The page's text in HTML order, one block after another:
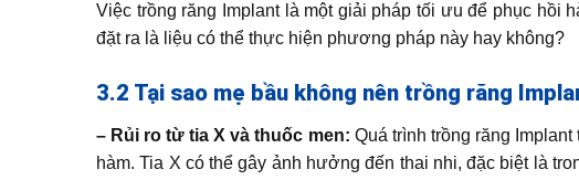
Việc trồng răng Implant là một giải pháp tối ưu để phục hồi
đặt ra là liệu có thể thực hiện phương pháp này hay không?
3.2 Tại sao mẹ bầu không nên trồng răng
– Rủi ro từ tia X và thuốc men: Quá trình trồng răng
hàm. Tia X có thể gây ảnh hưởng đến thai nhi, đặc biệt là